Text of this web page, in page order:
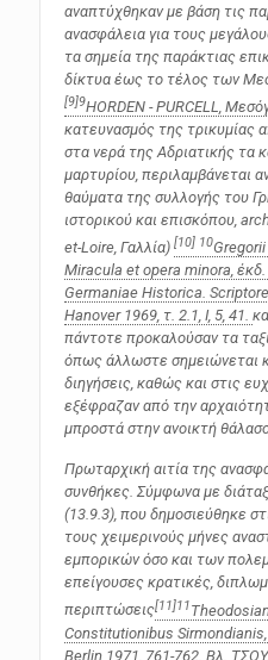
αναπτύχθηκαν με βάση τις
ανασφάλεια για τους
τα σημεία της παράκτιας
δίκτυα έως το τέλος των
[9]9HORDEN - PURCELL,
κατευνασμός της τρικυμίας
στα νερά της Αδριατικής τα
μαρτυρίου, περιλαμβάνεται
θαύματα της συλλογής του
ιστορικού και επισκόπου,
et-Loire, Γαλλία) [10] 10
Miracula et opera minora,
Germaniae Historica.
Hanover 1969, τ. 2.1, Ι, 5, 41.
πάντοτε προκαλούσαν τα
όπως άλλωστε σημειώνεται
διηγήσεις, καθώς και στις
εξέφραζαν από την
μπροστά στην ανοικτή
Πρωταρχική αιτία της
συνθήκες. Σύμφωνα με
(13.9.3), που δημοσιεύθηκε
τους χειμερινούς μήνες
εμπορικών όσο και των
επείγουσες κρατικές,
περιπτώσεις[11]11
Constitutionibus Sirmondianis
Berlin 1971, 761-762. Βλ.